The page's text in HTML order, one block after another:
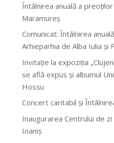
Întâlnirea anuală a
Maramureș
Comunicat: Întâlnirea
Arhieparhia de Alba Iulia și
Invitație la expoziția
se află expus și albumul
Hossu
Concert caritabil și
Inaugurarea Centrului de
Ioaniș